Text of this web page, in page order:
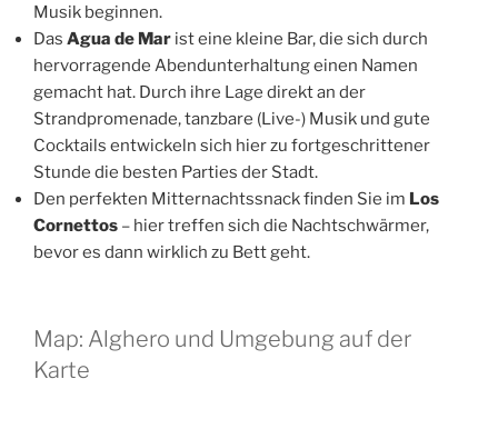
Musik beginnen.
Das Agua de Mar ist eine kleine Bar, die sich durch
hervorragende Abendunterhaltung einen Namen
gemacht hat. Durch ihre Lage direkt an der
Strandpromenade, tanzbare (Live-) Musik und gute
Cocktails entwickeln sich hier zu fortgeschrittener
Stunde die besten Parties der Stadt.
Den perfekten Mitternachtssnack finden Sie im Los
Cornettos – hier treffen sich die Nachtschwärmer,
bevor es dann wirklich zu Bett geht.
Map: Alghero und Umgebung auf der
Karte